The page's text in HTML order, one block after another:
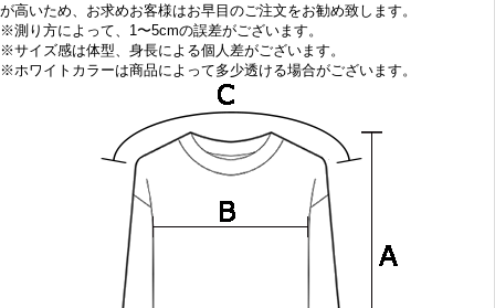
が高いため、お求めお客様はお早目のご注文をお勧め致します。
※測り方によって、1〜5cmの誤差がございます。
※サイズ感は体型、身長による個人差がございます。
※ホワイトカラーは商品によって多少透ける場合がございます。